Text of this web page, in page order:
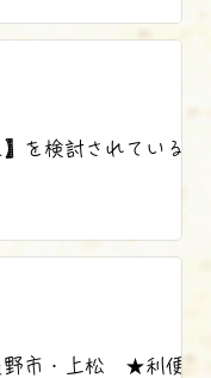
】を検討されている
野市・上松 ★利便